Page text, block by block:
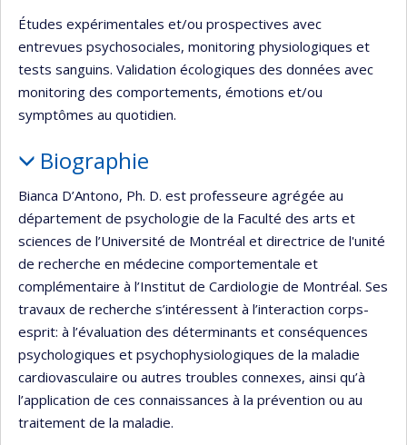
Études expérimentales et/ou prospectives avec
entrevues psychosociales, monitoring physiologiques et
tests sanguins. Validation écologiques des données avec
monitoring des comportements, émotions et/ou
symptômes au quotidien.
Biographie
Bianca D’Antono, Ph. D. est professeure agrégée au
département de psychologie de la Faculté des arts et
sciences de l’Université de Montréal et directrice de l'unité
de recherche en médecine comportementale et
complémentaire à l’Institut de Cardiologie de Montréal. Ses
travaux de recherche s’intéressent à l’interaction corps-
esprit: à l’évaluation des déterminants et conséquences
psychologiques et psychophysiologiques de la maladie
cardiovasculaire ou autres troubles connexes, ainsi qu’à
l’application de ces connaissances à la prévention ou au
traitement de la maladie.